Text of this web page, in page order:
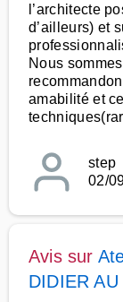
l’architecte
d’ailleurs) et
Nous
amabilité et
step
02/
Avis sur
DIDIER